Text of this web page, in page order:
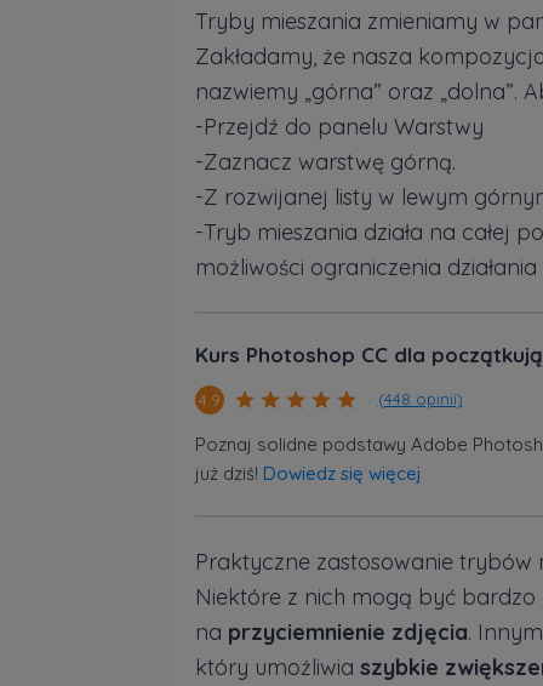
Tryby mieszania zmieniamy w
Zakładamy, że nasza
nazwiemy „górna” oraz „dolna”.
-Przejdź do panelu Warstwy
-Zaznacz warstwę górną.
-Z rozwijanej listy w lewym
-Tryb mieszania działa na całej
możliwości ograniczenia
Kurs Photoshop CC dla
4.9 (448 opinii)
Poznaj solidne podstawy Adobe
już dziś! Dowiedz się więcej
Praktyczne zastosowanie trybów
Niektóre z nich mogą być
na przyciemnienie zdjęcia.
który umożliwia szybkie